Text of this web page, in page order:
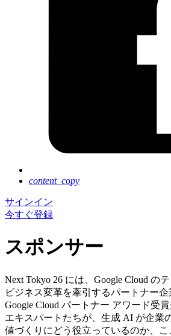
content_copy
サインイン
今すぐ登録
スポンサー
Next Tokyo 26 には、Google Cloud の
ビジネス変革を牽引するパートナー企
Google Cloud パートナー アワード受
エキスパートたちが、生成 AI が企業
値づくりにどう役立っているのか、